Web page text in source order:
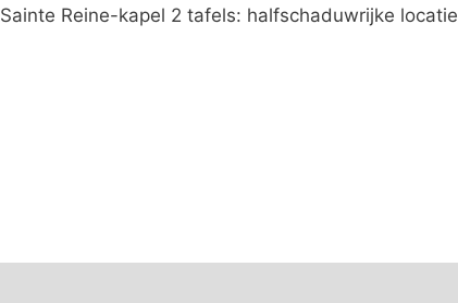
Sainte Reine-kapel 2 tafels: halfschaduwrijke locatie